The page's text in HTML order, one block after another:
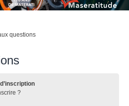
questions
?